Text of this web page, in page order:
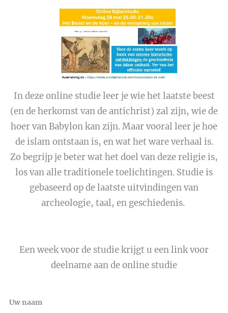
In deze online studie leer je wie het laatste beest
(en de herkomst van de antichrist) zal zijn, wie de
hoer van Babylon kan zijn. Maar vooral leer je hoe
de islam ontstaan is, en wat het ware verhaal is.
Zo begrijp je beter wat het doel van deze religie is,
los van alle traditionele toelichtingen. Studie is
gebaseerd op de laatste uitvindingen van
archeologie, taal, en geschiedenis.
Een week voor de studie krijgt u een link voor
deelname aan de online studie
Uw naam